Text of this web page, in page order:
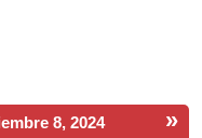
»
8, 2024